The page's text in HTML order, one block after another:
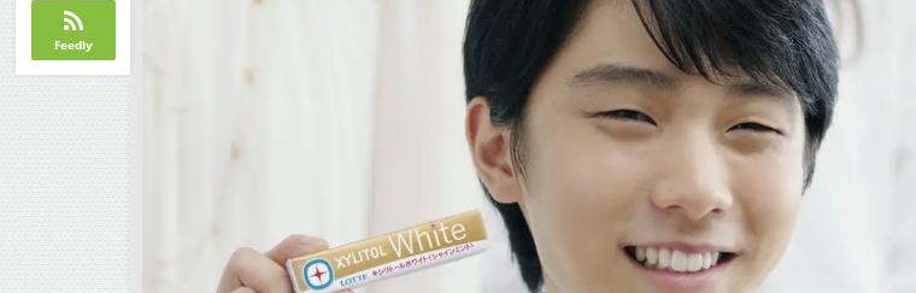
Feedly